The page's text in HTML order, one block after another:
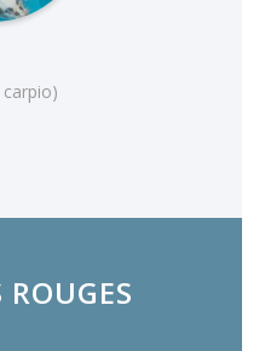
carpio)
ROUGES